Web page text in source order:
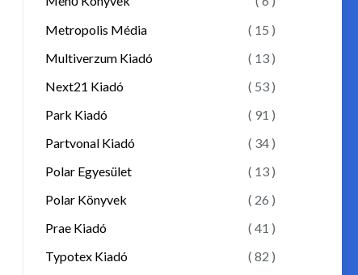
Metropolis Média
( 15 )
Multiverzum Kiadó
( 13 )
Next21 Kiadó
( 53 )
Park Kiadó
( 91 )
Partvonal Kiadó
( 34 )
Polar Egyesület
( 13 )
Polar Könyvek
( 26 )
Prae Kiadó
( 41 )
Typotex Kiadó
( 82 )